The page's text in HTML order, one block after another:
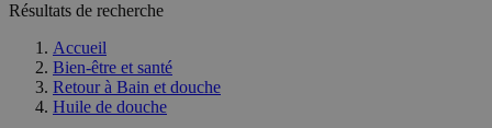
Résultats de recherche
Accueil
Bien-être et santé
Retour à Bain et douche
Huile de douche